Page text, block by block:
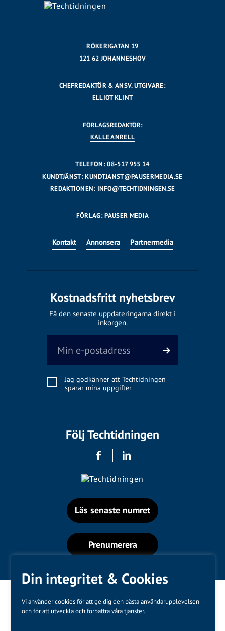
Din integritet & Cookies
Vi använder cookies för att ge dig den bästa användarupplevelsen
och för att utveckla och förbättra våra tjänster.
RÖKERIGATAN 19
121 62 JOHANNESHOV
CHEFREDAKTÖR & ANSV. UTGIVARE:
ELLIOT KLINT
FÖRLAGSREDAKTÖR:
KALLE ANRELL
TELEFON: 08-517 955 14
KUNDTJÄNST:KUNDTJANST@PAUSERMEDIA.SE
REDAKTIONEN: INFO@TECHTIDNINGEN.SE
FÖRLAG: PAUSER MEDIA
Kontakt Annonsera Partnermedia
Kostnadsfritt nyhetsbrev
Få den senaste uppdateringarna direkt i
inkorgen.
Jag godkänner att Techtidningen
sparar mina uppgifter
Följ Techtidningen
Läs senaste numret
Prenumerera